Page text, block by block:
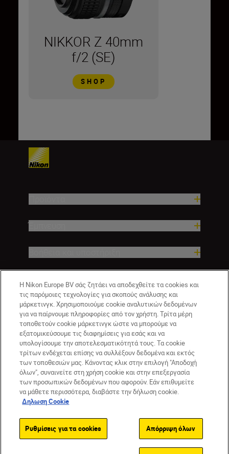
NIKKOR Z 40mm
f/2 (SE)
SHOP
CY(gr) Nikon Sites
Επικοινωνήστε μαζί μας
Δήλωση περί απορρήτου
Όροι Χρήσης
© 2026 Nikon
Η Nikon Europe BV σάς ζητάει να αποδεχθείτε τα cookies και
τις παρόμοιες τεχνολογίες για σκοπούς ανάλυσης και
μάρκετινγκ. Χρησιμοποιούμε cookie αναλυτικών δεδομένων
για να παίρνουμε πληροφορίες από τον χρήστη. Τρίτα μέρη
τοποθετούν cookie μάρκετινγκ ώστε να μπορούμε να
εξατομικεύσουμε τις διαφημίσεις για εσάς και να
υπολογίσουμε την αποτελεσματικότητά τους. Τα cookie
τρίτων ενδέχεται επίσης να συλλέξουν δεδομένα και εκτός
των τοποθεσιών μας. Κάνοντας κλικ στην επιλογή "Αποδοχή
όλων", συναινείτε στη χρήση cookie και στην επεξεργασία
των προσωπικών δεδομένων που αφορούν. Εάν επιθυμείτε
να μάθετε περισσότερα, διαβάστε την δήλωση cookie.
Δηλωση Cookie
Ρυθμίσεις για τα cookies Απόρριψη όλων